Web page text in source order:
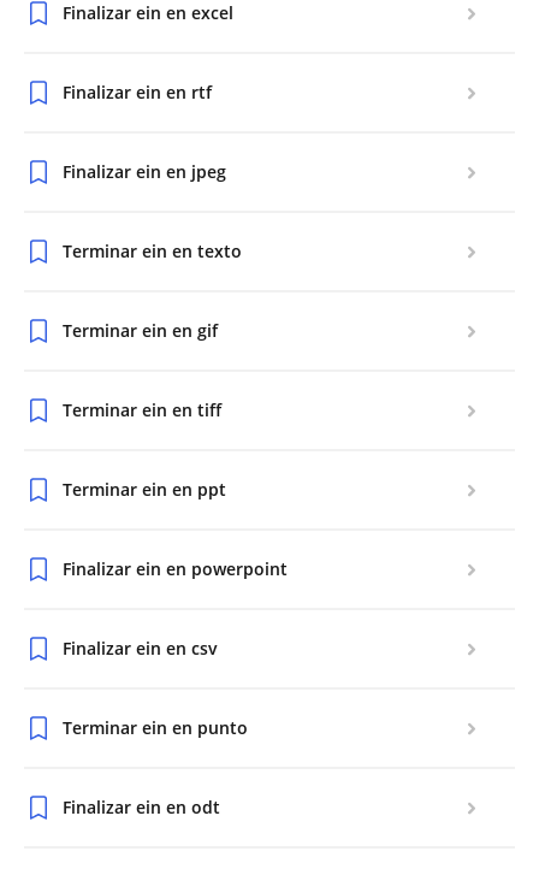
Finalizar ein en excel
Finalizar ein en rtf
Finalizar ein en jpeg
Terminar ein en texto
Terminar ein en gif
Terminar ein en tiff
Terminar ein en ppt
Finalizar ein en powerpoint
Finalizar ein en csv
Terminar ein en punto
Finalizar ein en odt